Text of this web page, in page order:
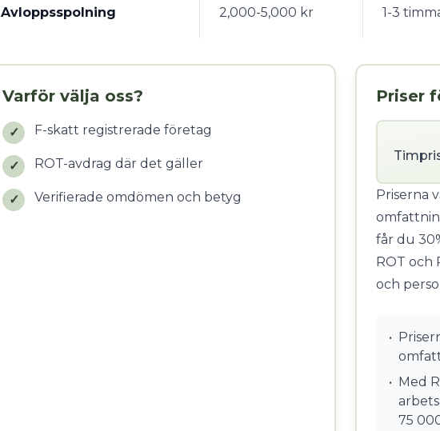
Avloppsspolning 2,000-5,000 kr 1-3
Varför välja oss?
✓ F-skatt registrerade företag
✓ ROT-avdrag där det gäller
✓ Verifierade omdömen och betyg
Priser
Priserna
får du
ROT och
och
•
• Med
75